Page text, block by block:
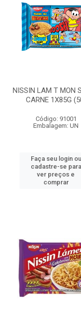
NISSIN LAM T MON
CARNE 1X85G
Código: 91001
Embalagem: UN
Faça seu login ou
cadastre-se para
ver preços e
comprar